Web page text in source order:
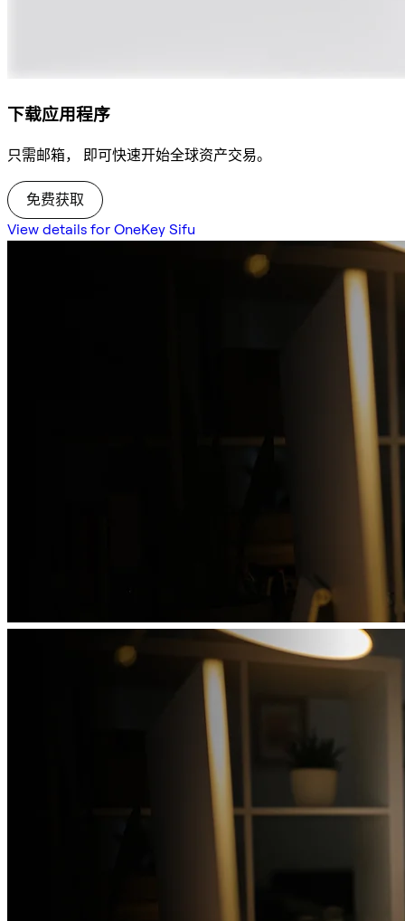
下载应用程序
只需邮箱， 即可快速开始全球资产交易。
免费获取
View details for OneKey Sifu